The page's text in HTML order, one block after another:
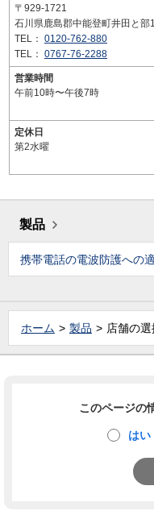
〒929-1721
石川県鹿島郡中能登町井田と部
TEL： 0120-762-880
TEL： 0767-76-2288
営業時間
午前10時〜午後7時
定休日
第2水曜
製品
携帯電話の電波防護への
ホーム 製品 店舗の選
このページの
はい